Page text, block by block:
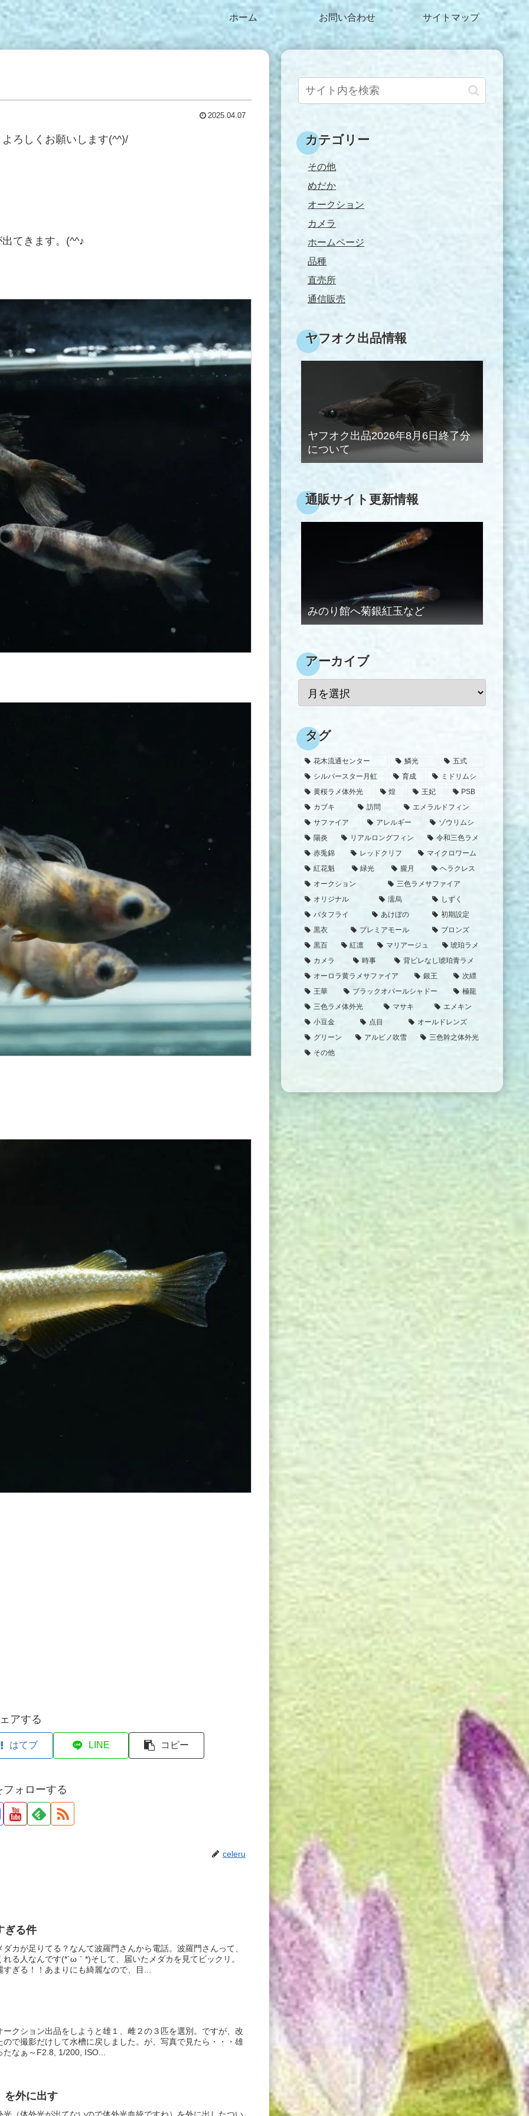
ホーム お問い合わせ サイトマップ
2025.04.07
ろしくお願いします(^^)/
てきます。(^^♪
アする
はてブ LINE コピー
フォローする
celeru
ぎる件
カが足りてる？なんて波羅門さんから電話。波羅門さんって、
る人なんです(*´ω｀*)そして、届いたメダカを見てビックリ。
ぎる！！あまりにも綺麗なので、目...
クション出品をしようと雄１、雌２の３匹を選別。ですが、改
で撮影だけして水槽に戻しました。が、写真で見たら・・・雄
なぁ～F2.8, 1/200, ISO...
を外に出す
（体外光が出てないので体外光血統ですね）を外に出したつい
カテゴリー
その他
めだか
オークション
カメラ
ホームページ
品種
直売所
通信販売
ヤフオク出品情報
ヤフオク出品2026年8月6日終了分
について
通販サイト更新情報
みのり館へ菊銀紅玉など
アーカイブ
タグ
花木流通センター 鱗光
五式
シルバースター月虹
育成
ミドリムシ
黄桜ラメ体外光
煌 王妃
PSB
カブキ
訪問
エメラルドフィン
サファイア
アレルギー
ゾウリムシ
陽炎
リアルロングフィン
令和三色ラメ
赤兎錦
レッドクリフ
マイクロワーム
紅花魁
緑光 朧月
ヘラクレス
オークション
三色ラメサファイア
オリジナル
濡烏
しずく
バタフライ
あけぼの
初期設定
黒衣
プレミアモール
ブロンズ
黒百
紅凛 マリアージュ
琥珀ラメ
カメラ
時事
背ビレなし琥珀青ラメ
オーロラ黄ラメサファイア
銀王
次縹
王華
ブラックオパールシャドー
極龍
三色ラメ体外光
マサキ
エメキン
小豆金
点目
オールドレンズ
グリーン
アルビノ吹雪
三色幹之体外光
その他